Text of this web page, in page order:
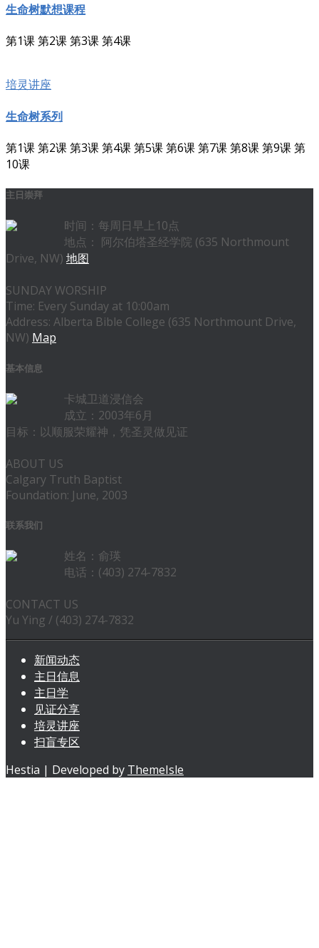
生命树默想课程
第1课 第2课 第3课 第4课
培灵讲座
生命树系列
第1课 第2课 第3课 第4课 第5课 第6课 第7课 第8课 第9课 第
10课
主日崇拜
时间：每周日早上10点
地点： 阿尔伯塔圣经学院 (635 Northmount
Drive, NW) 地图
SUNDAY WORSHIP
Time: Every Sunday at 10:00am
Address: Alberta Bible College (635 Northmount Drive,
NW) Map
基本信息
卡城卫道浸信会
成立：2003年6月
目标：以顺服荣耀神，凭圣灵做见证
ABOUT US
Calgary Truth Baptist
Foundation: June, 2003
联系我们
姓名：俞瑛
电话：(403) 274-7832
CONTACT US
Yu Ying / (403) 274-7832
新闻动态
主日信息
主日学
见证分享
培灵讲座
扫盲专区
Hestia | Developed by ThemeIsle